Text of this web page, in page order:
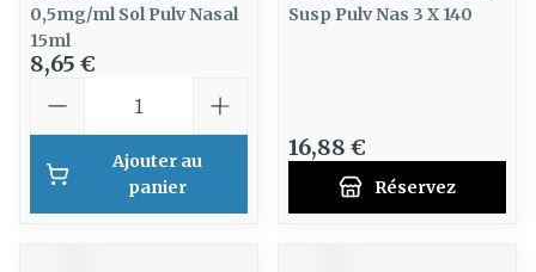
0,5mg/ml Sol Pulv Nasal
15ml
8,65 €
Ajouter au
panier
Susp Pulv Nas 3 X 140
16,88 €
Réservez